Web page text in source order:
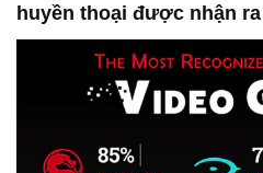
huyền thoại được nhận